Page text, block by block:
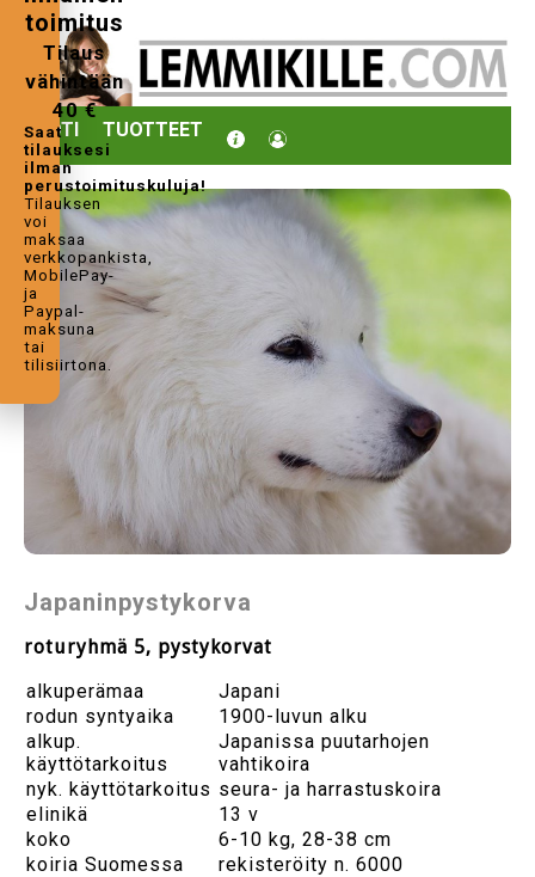
KOTI TUOTTEET
toimitus
Tilaus
vähintään
40 €
Saat
tilauksesi
ilman
perustoimituskuluja!
Tilauksen
voi
maksaa
verkkopankista,
MobilePay-
ja
Paypal-
maksuna
tai
tilisiirtona.
Japaninpystykorva
roturyhmä 5, pystykorvat
alkuperämaa
Japani
rodun syntyaika
1900-luvun alku
alkup.
käyttötarkoitus
Japanissa puutarhojen
vahtikoira
nyk. käyttötarkoitus seura- ja harrastuskoira
elinikä
13 v
koko
6-10 kg, 28-38 cm
koiria Suomessa
rekisteröity n. 6000